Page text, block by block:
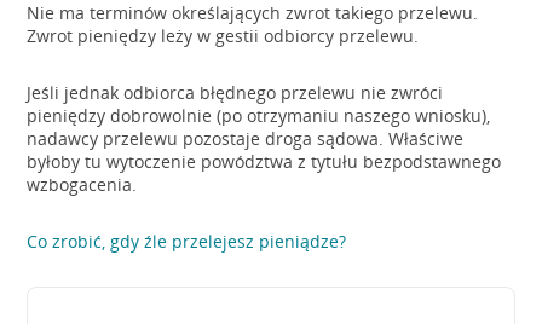
Nie ma terminów określających zwrot takiego przelewu.
Zwrot pieniędzy leży w gestii odbiorcy przelewu.
Jeśli jednak odbiorca błędnego przelewu nie zwróci
pieniędzy dobrowolnie (po otrzymaniu naszego wniosku),
nadawcy przelewu pozostaje droga sądowa. Właściwe
byłoby tu wytoczenie powództwa z tytułu bezpodstawnego
wzbogacenia.
Co zrobić, gdy źle przelejesz pieniądze?